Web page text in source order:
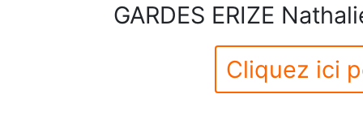
GARDES ERIZE
Cliquez ici